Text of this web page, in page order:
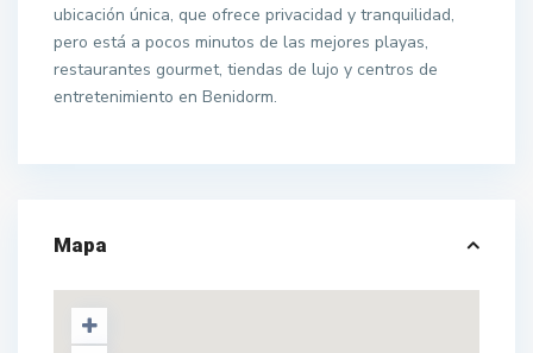
ubicación única, que ofrece privacidad y tranquilidad,
pero está a pocos minutos de las mejores playas,
restaurantes gourmet, tiendas de lujo y centros de
entretenimiento en Benidorm.
Mapa